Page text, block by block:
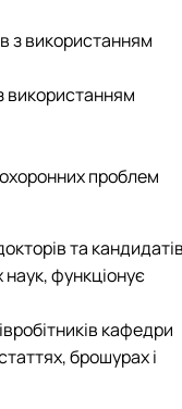
з використанням
використанням
проблем
та
наук, функціонує
кафедри
брошурах і